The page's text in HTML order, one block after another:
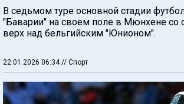
В седьмом туре основной стадии
"Баварии" на своем поле в Мюнхене со
верх над бельгийским "Юнионом".
22.01.2026 06:34 // Спорт